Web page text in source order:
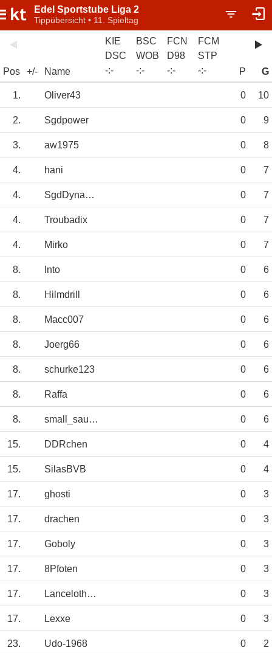
Edel Sportstube Liga 2
Tippübersicht • 11. Spieltag
Pos +/- Name
KIE
DSC
-:-
BSC
WOB
-:-
FCN
D98
-:-
FCM
STP
-:- P G
1. Oliver43 0 10
2. Sgdpower 0 9
3. aw1975 0 8
4. hani 0 7
4. SgdDynamo1953 0 7
4. Troubadix 0 7
4. Mirko 0 7
8. Into 0 6
8. Hilmdrill 0 6
8. Macc007 0 6
8. Joerg66 0 6
8. schurke123 0 6
8. Raffa 0 6
8. small_sausage 0 6
15. DDRchen 0 4
15. SilasBVB 0 4
17. ghosti 0 3
17. drachen 0 3
17. Goboly 0 3
17. 8Pfoten 0 3
17. Lanceloth1973 0 3
17. Lexxe 0 3
23. Udo-1968 0 2